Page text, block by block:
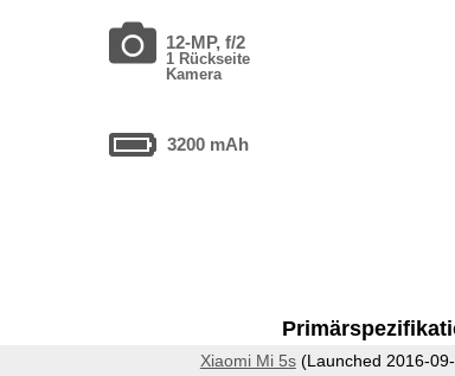
12-MP, f/2
1 Rückseite
Kamera
3200 mAh
Xiaomi Mi 5s(Launched 2016-